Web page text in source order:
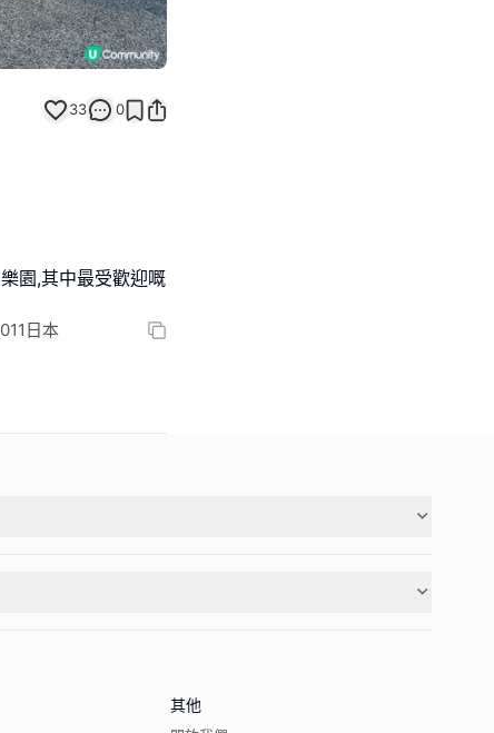
33 0
園,其中最受歡迎嘅
日本
其他